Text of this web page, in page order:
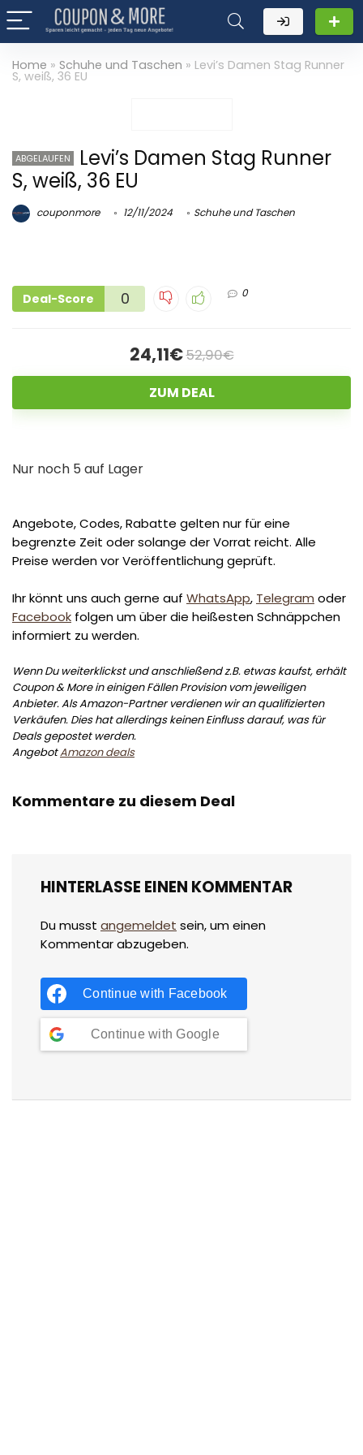
Home » Schuhe und Taschen » Levi’s Damen Stag Runner
S, weiß, 36 EU
ABGELAUFEN
Levi’s Damen Stag Runner
S, weiß, 36 EU
couponmore 12/11/2024 Schuhe und Taschen
Deal-Score 0 0
24,11€52,90€
ZUM DEAL
Nur noch 5 auf Lager
Angebote, Codes, Rabatte gelten nur für eine
begrenzte Zeit oder solange der Vorrat reicht. Alle
Preise werden vor Veröffentlichung geprüft.
Ihr könnt uns auch gerne auf WhatsApp, Telegram oder
Facebook folgen um über die heißesten Schnäppchen
informiert zu werden.
Wenn Du weiterklickst und anschließend z.B. etwas kaufst, erhält
Coupon & More in einigen Fällen Provision vom jeweiligen
Anbieter. Als Amazon-Partner verdienen wir an qualifizierten
Verkäufen. Dies hat allerdings keinen Einfluss darauf, was für
Deals gepostet werden.
AngebotAmazon deals
Kommentare zu diesem Deal
HINTERLASSE EINEN KOMMENTAR
Du musst angemeldet sein, um einen
Kommentar abzugeben.
Continue with Facebook
Continue with Google